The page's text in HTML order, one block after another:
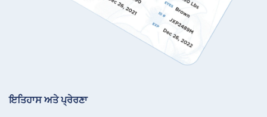
ਇਤਿਹਾਸ ਅਤੇ ਪ੍ਰੇਰਣਾ